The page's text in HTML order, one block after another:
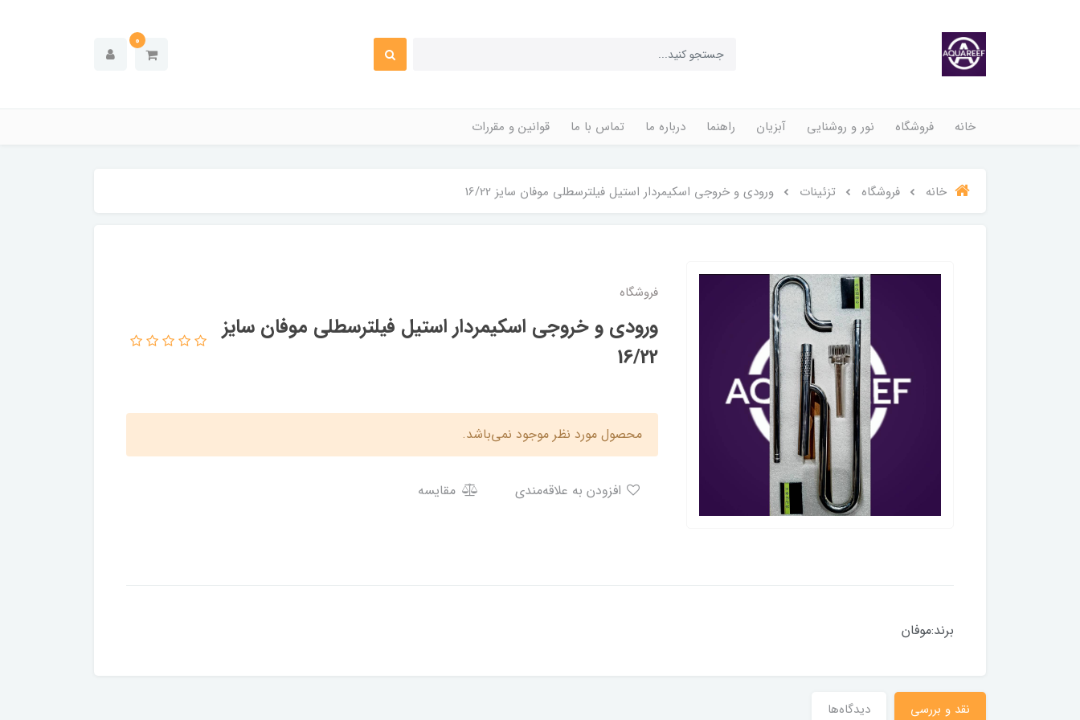
0
خانه فروشگاه نور و روشنایی آبزیان راهنما درباره ما تماس با ما قوانین و مقررات
خانه فروشگاه تزئینات ورودی و خروجی اسکیمردار استیل فیلترسطلی موفان سایز 16/22
فروشگاه
ورودی و خروجی اسکیمردار استیل فیلترسطلی موفان سایز
16/22
محصول مورد نظر موجود نمی‌باشد.
مقایسه
برند:موفان
نقد و بررسی دیدگاه‌ها